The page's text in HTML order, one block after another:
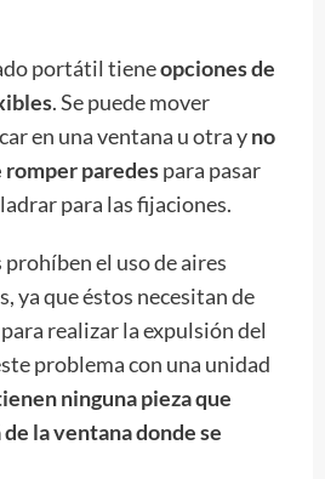
portátil tieneopciones de
. Se puede mover
en una ventana u otra yno
romper paredespara pasar
para las fijaciones.
el uso de aires
ya que éstos necesitan de
realizar la expulsión del
problema con una unidad
ninguna pieza que
la ventana donde se